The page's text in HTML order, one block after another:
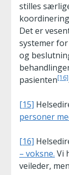
stilles
Det er
systemer
og
pasienten[16].
[15]
personer
[16]
– voksne. Vi
veileder,